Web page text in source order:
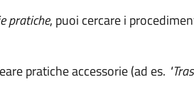
pratiche, puoi cercare i
pratiche accessorie (ad es.